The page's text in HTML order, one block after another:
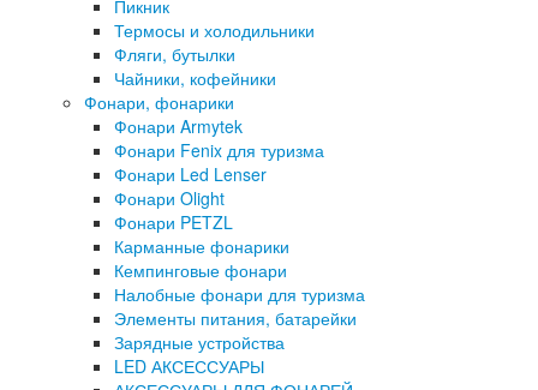
Пикник
Термосы и холодильники
Фляги, бутылки
Чайники, кофейники
Фонари, фонарики
Фонари Armytek
Фонари Fenix для туризма
Фонари Led Lenser
Фонари Olight
Фонари PETZL
Карманные фонарики
Кемпинговые фонари
Налобные фонари для туризма
Элементы питания, батарейки
Зарядные устройства
LED АКСЕССУАРЫ